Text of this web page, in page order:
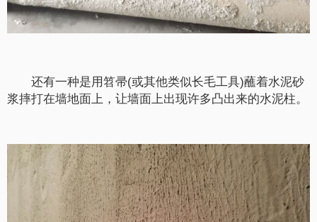
还有一种是用笤帚(或其他类似长毛工具)蘸着水泥砂
浆摔打在墙地面上，让墙面上出现许多凸出来的水泥柱。